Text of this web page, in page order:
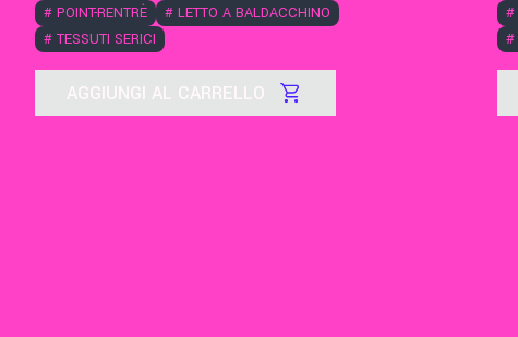
# POINT-RENTRÈ # LETTO A BALDACCHINO
# TESSUTI SERICI
AGGIUNGI AL CARRELLO
#
#